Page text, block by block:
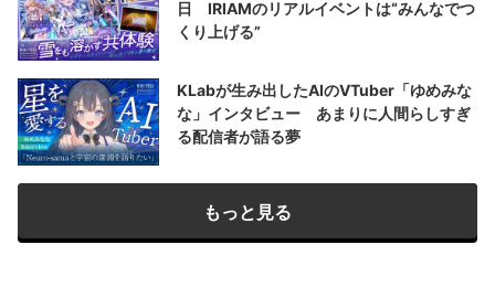
日 IRIAMのリアルイベントは“みんなでつ
くり上げる”
KLabが生み出したAIのVTuber「ゆめみな
な」インタビュー あまりに人間らしすぎ
る配信者が語る夢
もっと見る